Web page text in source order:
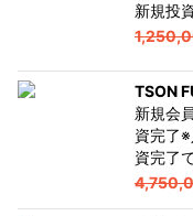
新規投
TSON
新規会
資完了
資完了